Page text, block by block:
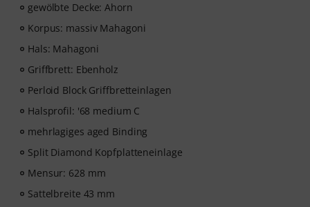
gewölbte Decke: Ahorn
Korpus: massiv Mahagoni
Hals: Mahagoni
Griffbrett: Ebenholz
Perloid Block Griffbretteinlagen
Halsprofil: '68 medium C
mehrlagiges aged Binding
Split Diamond Kopfplatteneinlage
Mensur: 628 mm
Sattelbreite 43 mm